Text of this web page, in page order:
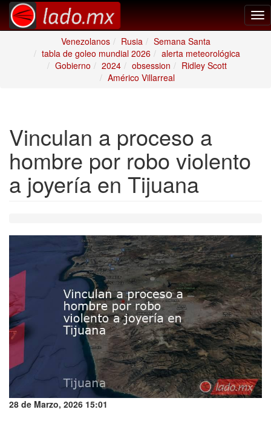
Venezolanos
Rusia
Semana Santa
tabla de goleo mundial 2026
alerta meteorológica
Gobierno
2024 obsession
Ridley Scott
Américo Villarreal
Vinculan a proceso a
hombre por robo violento
a joyería en Tijuana
28 de Marzo, 2026 15:01